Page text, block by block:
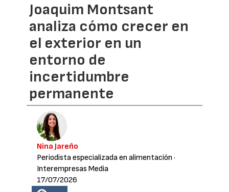
Joaquim Montsant
analiza cómo crecer en
el exterior en un
entorno de
incertidumbre
permanente
Nina Jareño
Periodista especializada en alimentación ·
Interempresas Media
17/07/2026